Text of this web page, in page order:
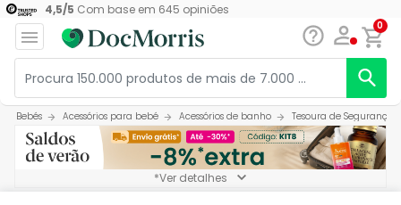
4,5/5 Com base em 645 opiniões
0
Bebés Acessórios para bebé Acessórios de banho Tesoura de Segurança
*Ver detalhes